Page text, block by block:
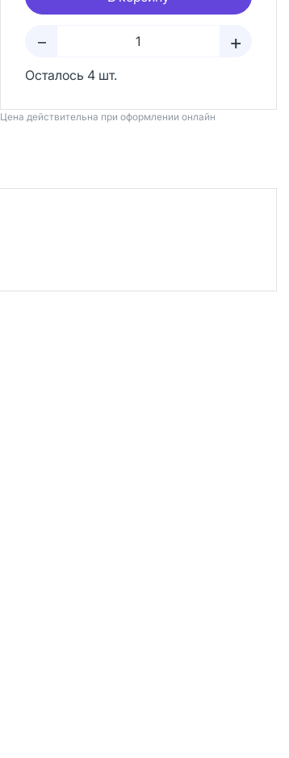
– +
Осталось 4 шт.
Цена действительна при оформлении онлайн